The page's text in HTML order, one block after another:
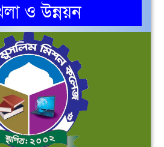
ও উন্নয়ন